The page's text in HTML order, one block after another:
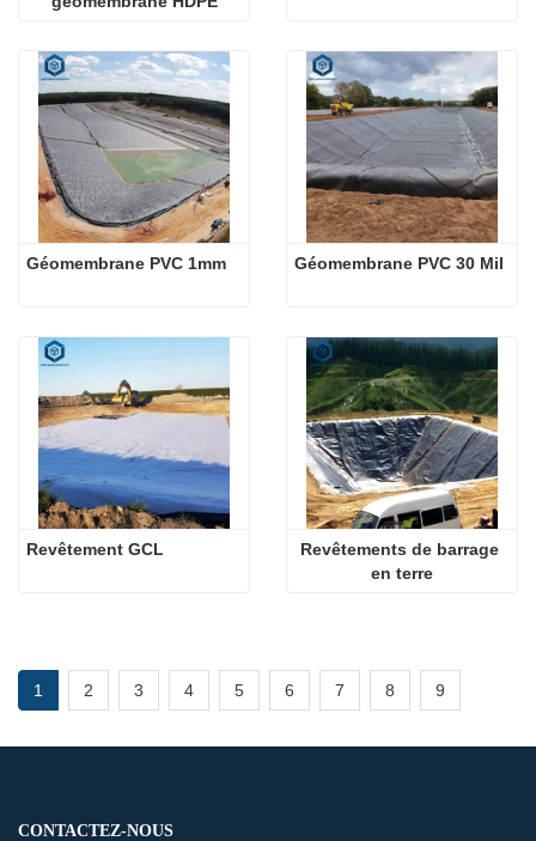
Géomembrane PVC 1mm Géomembrane PVC 30 Mil
Revêtement GCL
Revêtements de barrage
en terre
1 2 3 4 5 6 7 8 9
CONTACTEZ-NOUS